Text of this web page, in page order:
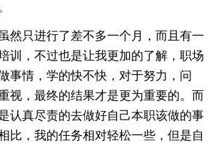
然只进行了差不多一个月，而且有一
训，不过也是让我更加的了解，职场
事情，学的快不快，对于努力，问
视，最终的结果才是更为重要的。而
认真尽责的去做好自己本职该做的事
比，我的任务相对轻松一些，但是自